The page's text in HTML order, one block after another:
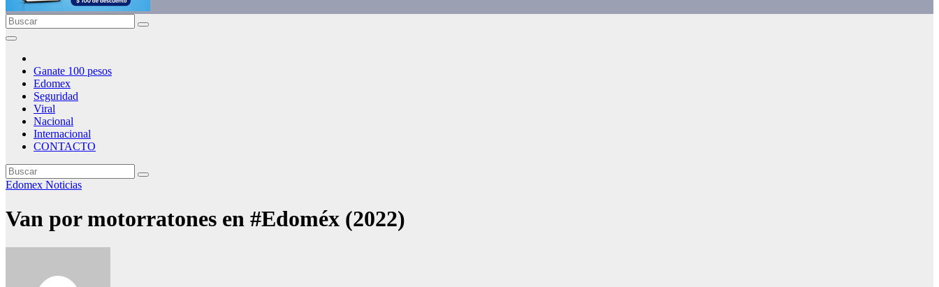
Ganate 100 pesos
Edomex
Seguridad
Viral
Nacional
Internacional
CONTACTO
Edomex Noticias
Van por motorratones en #Edoméx (2022)